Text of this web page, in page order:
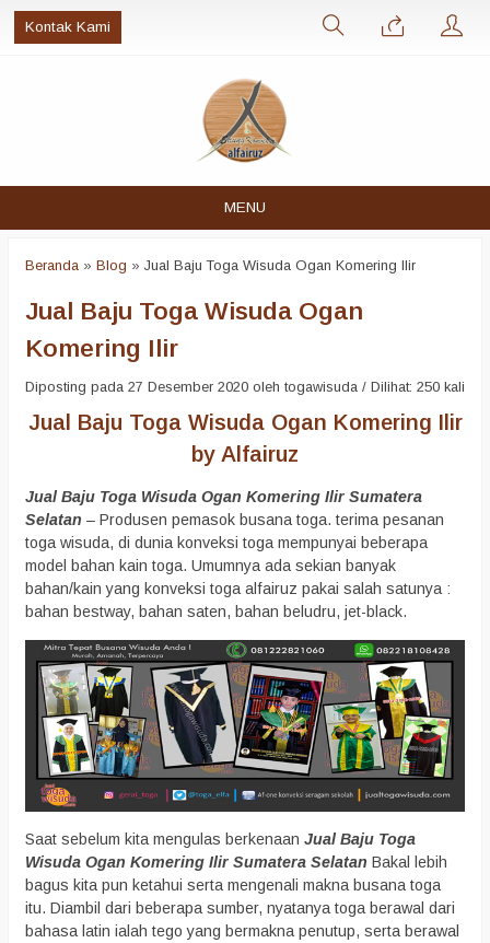
Kontak Kami
MENU
Beranda » Blog » Jual Baju Toga Wisuda Ogan Komering Ilir
Jual Baju Toga Wisuda Ogan
Komering Ilir
Diposting pada 27 Desember 2020 oleh togawisuda / Dilihat: 250 kali
Jual Baju Toga Wisuda Ogan Komering Ilir
by Alfairuz
Jual Baju Toga Wisuda Ogan Komering Ilir Sumatera
Selatan – Produsen pemasok busana toga. terima pesanan
toga wisuda, di dunia konveksi toga mempunyai beberapa
model bahan kain toga. Umumnya ada sekian banyak
bahan/kain yang konveksi toga alfairuz pakai salah satunya :
bahan bestway, bahan saten, bahan beludru, jet-black.
Saat sebelum kita mengulas berkenaan Jual Baju Toga
Wisuda Ogan Komering Ilir Sumatera Selatan Bakal lebih
bagus kita pun ketahui serta mengenali makna busana toga
itu. Diambil dari beberapa sumber, nyatanya toga berawal dari
bahasa latin ialah tego yang bermakna penutup, serta berawal